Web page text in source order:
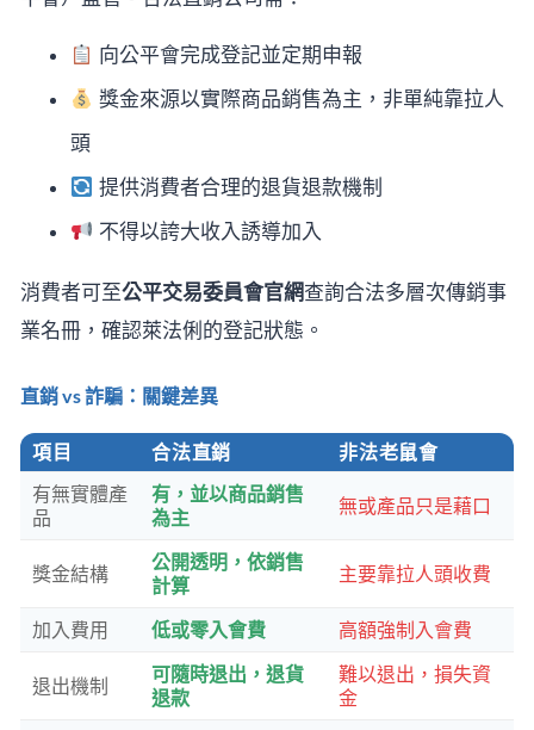
向公平會完成登記並定期申報
獎金來源以實際商品銷售為主，非單純靠拉人
頭
提供消費者合理的退貨退款機制
不得以誇大收入誘導加入
消費者可至公平交易委員會官網查詢合法多層次傳銷事
業名冊，確認萊法俐的登記狀態。
直銷 vs 詐騙：關鍵差異
項目 合法直銷
非法老鼠會
有無實體產
品
有，並以商品銷售
為主
無或產品只是藉口
獎金結構
公開透明，依銷售
計算
主要靠拉人頭收費
加入費用 低或零入會費 高額強制入會費
退出機制
可隨時退出，退貨
退款
難以退出，損失資
金